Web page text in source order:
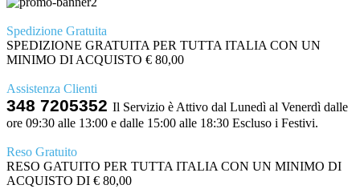
Spedizione Gratuita
SPEDIZIONE GRATUITA PER TUTTA ITALIA CON UN
MINIMO DI ACQUISTO € 80,00
Assistenza Clienti
348 7205352 Il Servizio è Attivo dal Lunedì al Venerdì dalle
ore 09:30 alle 13:00 e dalle 15:00 alle 18:30 Escluso i Festivi.
Reso Gratuito
RESO GATUITO PER TUTTA ITALIA CON UN MINIMO DI
ACQUISTO DI € 80,00